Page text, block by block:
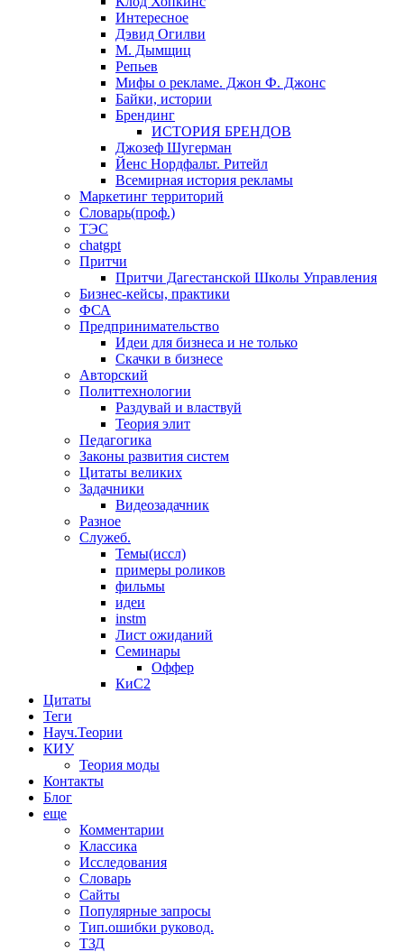
Интересное
Дэвид Огилви
М. Дымщиц
Репьев
Мифы о рекламе. Джон Ф. Джонс
Байки, истории
Брендинг
ИСТОРИЯ БРЕНДОВ
Джозеф Шугерман
​Йенс Нордфальт. Ритейл
Всемирная история рекламы
Маркетинг территорий
Словарь(проф.)
ТЭС
chatgpt
Притчи
Притчи Дагестанской Школы Управления
Бизнес-кейсы, практики
ФСА
Предпринимательство
Идеи для бизнеса и не только
Скачки в бизнесе
Авторский
Политтехнологии
Раздувай и властвуй
Теория элит
​Педагогика
Законы развития систем
Цитаты великих
Задачники
Видеозадачник
Разное
Служеб.
Темы(иссл)
примеры роликов
фильмы
идеи
instm
Лист ожиданий
Семинары
Оффер
КиС2
Цитаты
Теги
Науч.Теории
КИУ
Теория моды
Контакты
Блог
еще
Комментарии
Классика
Исследования
Словарь
Сайты
Популярные запросы
Тип.ошибки руковод.
ТЗД